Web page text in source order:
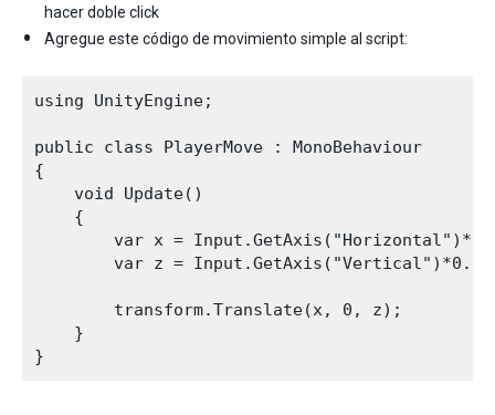
hacer doble click
Agregue este código de movimiento simple al script:
using UnityEngine;
public class PlayerMove : MonoBehaviour
{
    void Update()
    {
var x =
var z =
        transform.Translate(x, 0, z);
    }